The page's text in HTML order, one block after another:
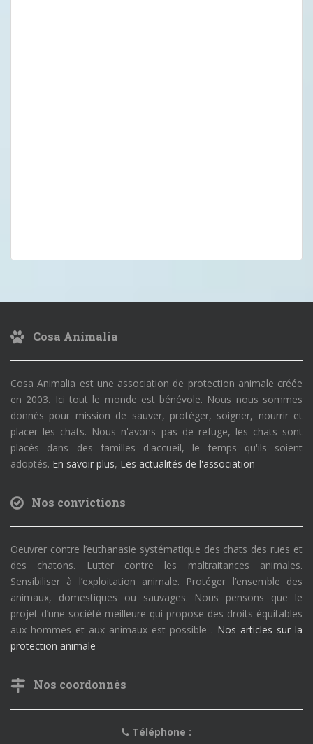
Cosa Animalia
Cosa Animalia est une association de protection animale créée
en 2003. Ici tout le monde est bénévole. Nous nous sommes
donnés pour mission de sauver, protéger, soigner, nourrir et
placer les chats. Nous n'avons pas de refuge, les chats sont
placés dans des familles d'accueil, le temps qu'ils soient
adoptés. En savoir plus, Les actualités de l'association
Nos convictions
Oeuvrer contre l’euthanasie systématique des chats des rues et
des chatons. Lutter contre les maltraitances animales.
Sensibiliser à l’exploitation animale. Protéger l’ensemble des
animaux, domestiques ou sauvages. Nous pensons que le
projet d’une société meilleure qui propose des droits équitables
aux hommes et aux animaux est possible . Nos articles sur la
protection animale
Nos coordonnés
Téléphone :